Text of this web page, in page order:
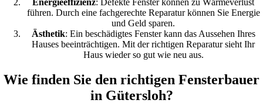
führen. Durch eine fachgerechte Reparatur können Sie Energie
und Geld sparen.
Ästhetik: Ein beschädigtes Fenster kann das Aussehen Ihres
Hauses beeinträchtigen. Mit der richtigen Reparatur sieht Ihr
Haus wieder so gut wie neu aus.
Wie finden Sie den richtigen Fensterbauer
in Gütersloh?